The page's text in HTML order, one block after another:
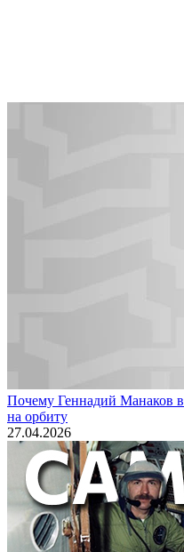
Почему Геннадий Манаков в
на орбиту
27.04.2026